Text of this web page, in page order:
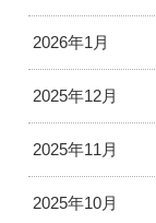
2026年1月
2025年12月
2025年11月
2025年10月